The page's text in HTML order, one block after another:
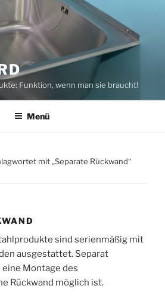
Funktion, wenn man sie braucht!
Menü
mit „Separate Rückwand“
sind serienmäßig mit
ausgestattet. Separat
Montage des
Rückwand möglich ist.